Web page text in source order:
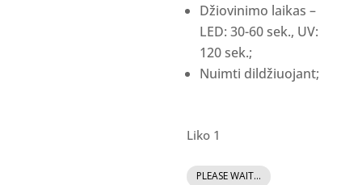
Džiovinimo laikas –
LED: 30-60 sek., UV:
120 sek.;
Nuimti dildžiuojant;
Liko 1
produkto
PLEASE WAIT...